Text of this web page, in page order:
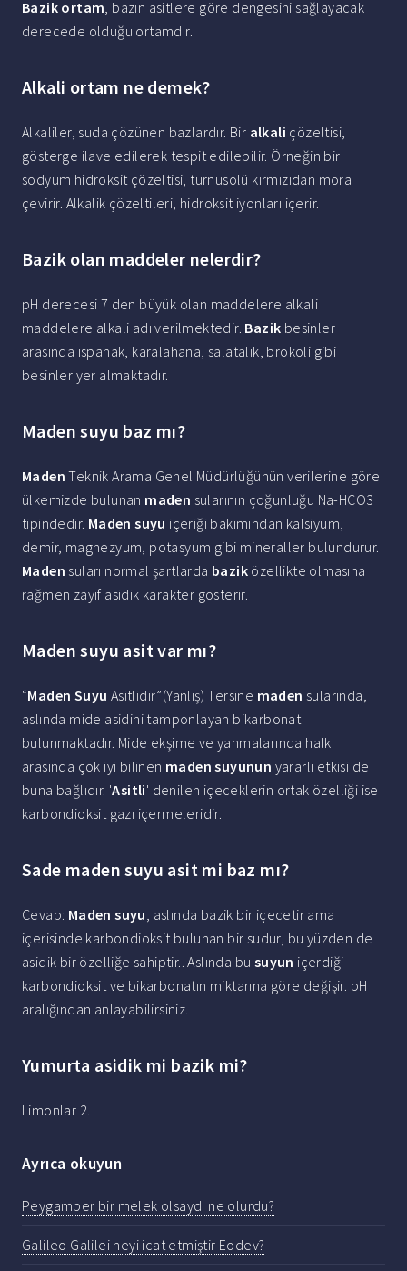
Bazik ortam, bazın asitlere göre dengesini sağlayacak
derecede olduğu ortamdır.
Alkali ortam ne demek?
Alkaliler, suda çözünen bazlardır. Bir alkali çözeltisi,
gösterge ilave edilerek tespit edilebilir. Örneğin bir
sodyum hidroksit çözeltisi, turnusolü kırmızıdan mora
çevirir. Alkalik çözeltileri, hidroksit iyonları içerir.
Bazik olan maddeler nelerdir?
pH derecesi 7 den büyük olan maddelere alkali
maddelere alkali adı verilmektedir. Bazik besinler
arasında ıspanak, karalahana, salatalık, brokoli gibi
besinler yer almaktadır.
Maden suyu baz mı?
Maden Teknik Arama Genel Müdürlüğünün verilerine göre
ülkemizde bulunan maden sularının çoğunluğu Na-HCO3
tipindedir. Maden suyu içeriği bakımından kalsiyum,
demir, magnezyum, potasyum gibi mineraller bulundurur.
Maden suları normal şartlarda bazik özellikte olmasına
rağmen zayıf asidik karakter gösterir.
Maden suyu asit var mı?
“Maden Suyu Asitlidir”(Yanlış) Tersine maden sularında,
aslında mide asidini tamponlayan bikarbonat
bulunmaktadır. Mide ekşime ve yanmalarında halk
arasında çok iyi bilinen maden suyunun yararlı etkisi de
buna bağlıdır. 'Asitli' denilen içeceklerin ortak özelliği ise
karbondioksit gazı içermeleridir.
Sade maden suyu asit mi baz mı?
Cevap: Maden suyu, aslında bazik bir içecetir ama
içerisinde karbondioksit bulunan bir sudur, bu yüzden de
asidik bir özelliğe sahiptir.. Aslında bu suyun içerdiği
karbondioksit ve bikarbonatın miktarına göre değişir. pH
aralığından anlayabilirsiniz.
Yumurta asidik mi bazik mi?
Limonlar 2.
Ayrıca okuyun
Peygamber bir melek olsaydı ne olurdu?
Galileo Galilei neyi icat etmiştir Eodev?